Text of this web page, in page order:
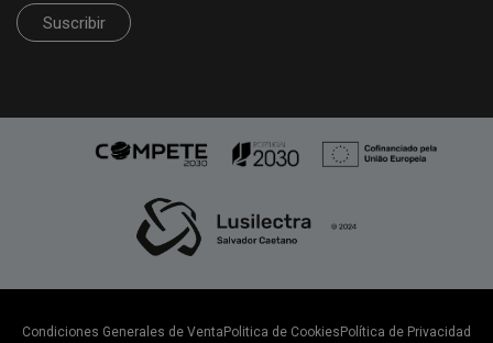
Suscribir
Condiciones Generales de Venta Politica de Cookies Política de Privacidad